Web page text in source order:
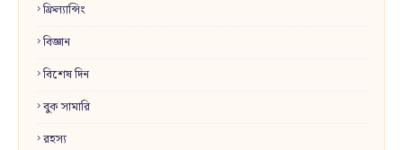
ফ্রিল্যান্সিং
বিজ্ঞান
বিশেষ দিন
বুক সামারি
রহস্য